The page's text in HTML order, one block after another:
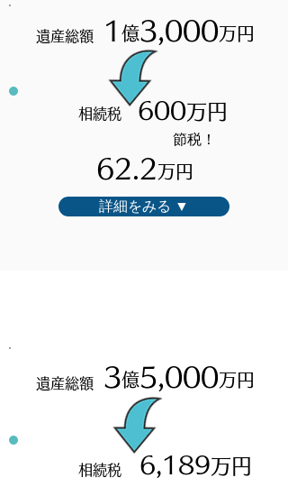
遺産総額 1 億3,000万円
62.2 万円
相続税 600万円
​節税！
詳細をみる ▼
相続税 6,189万円
遺産総額 3億5,000万円